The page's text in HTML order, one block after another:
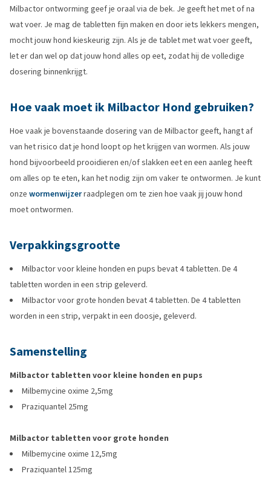
Milbactor ontworming geef je oraal via de bek. Je geeft het met of na
wat voer. Je mag de tabletten fijn maken en door iets lekkers mengen,
mocht jouw hond kieskeurig zijn. Als je de tablet met wat voer geeft,
let er dan wel op dat jouw hond alles op eet, zodat hij de volledige
dosering binnenkrijgt.
Hoe vaak moet ik Milbactor Hond gebruiken?
Hoe vaak je bovenstaande dosering van de Milbactor geeft, hangt af
van het risico dat je hond loopt op het krijgen van wormen. Als jouw
hond bijvoorbeeld prooidieren en/of slakken eet en een aanleg heeft
om alles op te eten, kan het nodig zijn om vaker te ontwormen. Je kunt
onze wormenwijzerraadplegen om te zien hoe vaak jij jouw hond
moet ontwormen.
Verpakkingsgrootte
Milbactor voor kleine honden en pups bevat 4 tabletten. De 4
tabletten worden in een strip geleverd.
Milbactor voor grote honden bevat 4 tabletten. De 4 tabletten
worden in een strip, verpakt in een doosje, geleverd.
Samenstelling
Milbactor tabletten voor kleine honden en pups
Milbemycine oxime 2,5mg
Praziquantel 25mg
Milbactor tabletten voor grote honden
Milbemycine oxime 12,5mg
Praziquantel 125mg